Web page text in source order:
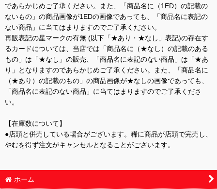
であらかじめご了承ください。また、「商品名に（1ED）の記載の
ないもの」の商品画像が1EDの画像であっても、「商品名に表記の
ない商品」に当てはまりますのでご了承ください。
再販表記の星マークの有無 (以下「★あり・★なし」表記)の存在す
るカードについては、当店では「商品名に（★なし）の記載のある
もの」は「★なし」の販売、「商品名に表記のない商品」は「★あ
り」となりますのであらかじめご了承ください。また、「商品名に
（★あり）の記載のもの」の商品画像が★なしの画像であっても、
「商品名に表記のない商品」に当てはまりますのでご了承くださ
い。
【在庫数について】
●店頭と併売している場合がございます。稀に商品が店頭で完売し、
やむを得ず注文がキャンセルとなることがございます。
ホーム